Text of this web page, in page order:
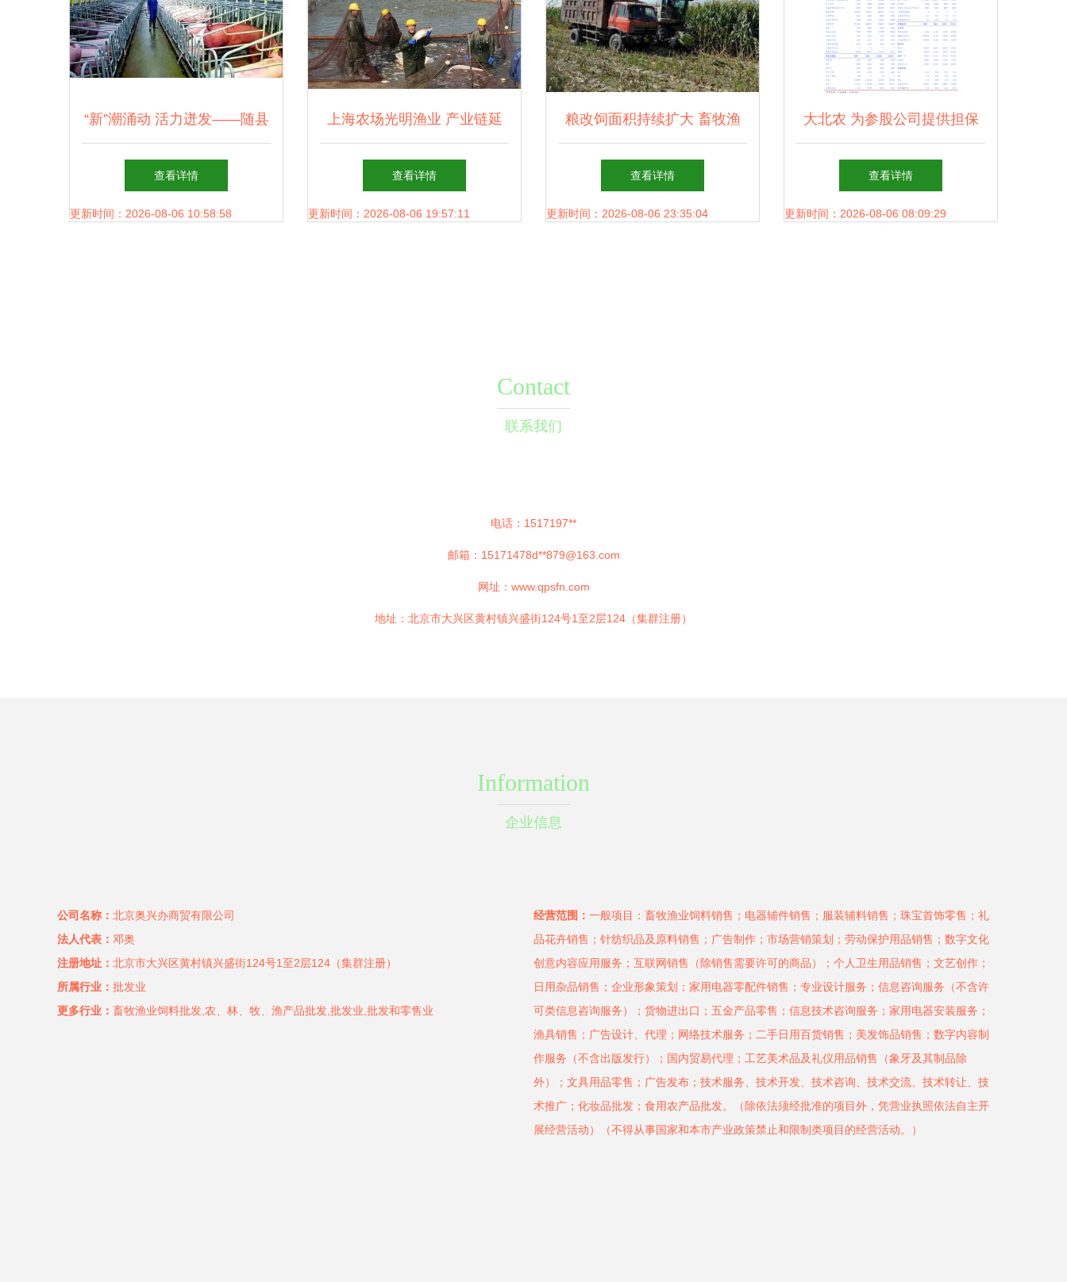
“新”潮涌动 活力迸发——随县
民营经济一线观察之畜牧渔业
饲料销售
查看详情
更新时间：2026-08-06 10:58:58
上海农场光明渔业 产业链延
伸与渠道创新，重塑畜牧渔业
饲料销售新格局
查看详情
更新时间：2026-08-06 19:57:11
粮改饲面积持续扩大 畜牧渔
业饲料销售迎结构性机遇与挑
战
查看详情
更新时间：2026-08-06 23:35:04
大北农 为参股公司提供担保
的关联交易公告——深化饲料
业务协同链条
查看详情
更新时间：2026-08-06 08:09:29
Contact
联系我们
电话：1517197**
邮箱：15171478d**879@163.com
网址： www.qpsfn.com
地址：北京市大兴区黄村镇兴盛街124号1至2层124（集群注册）
Information
企业信息
公司名称： 北京奥兴办商贸有限公司
法人代表： 邓奥
注册地址： 北京市大兴区黄村镇兴盛街124号1至2层124（集群注册）
所属行业： 批发业
更多行业： 畜牧渔业饲料批发,农、林、牧、渔产品批发,批发业,批发和零售业
经营范围： 一般项目：畜牧渔业饲料销售；电器辅件销售；服装辅料销售；珠宝首饰零售；礼
品花卉销售；针纺织品及原料销售；广告制作；市场营销策划；劳动保护用品销售；数字文化
创意内容应用服务；互联网销售（除销售需要许可的商品）；个人卫生用品销售；文艺创作；
日用杂品销售；企业形象策划；家用电器零配件销售；专业设计服务；信息咨询服务（不含许
可类信息咨询服务）；货物进出口；五金产品零售；信息技术咨询服务；家用电器安装服务；
渔具销售；广告设计、代理；网络技术服务；二手日用百货销售；美发饰品销售；数字内容制
作服务（不含出版发行）；国内贸易代理；工艺美术品及礼仪用品销售（象牙及其制品除
外）；文具用品零售；广告发布；技术服务、技术开发、技术咨询、技术交流、技术转让、技
术推广；化妆品批发；食用农产品批发。（除依法须经批准的项目外，凭营业执照依法自主开
展经营活动）（不得从事国家和本市产业政策禁止和限制类项目的经营活动。）